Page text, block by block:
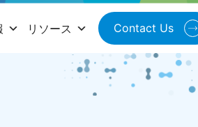
リソース Contact Us